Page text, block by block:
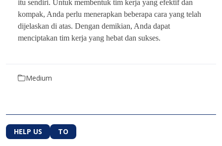
itu sendiri. Untuk membentuk tim kerja yang efektif dan
kompak, Anda perlu menerapkan beberapa cara yang telah
dijelaskan di atas. Dengan demikian, Anda dapat
menciptakan tim kerja yang hebat dan sukses.
Medium
HELP US TO